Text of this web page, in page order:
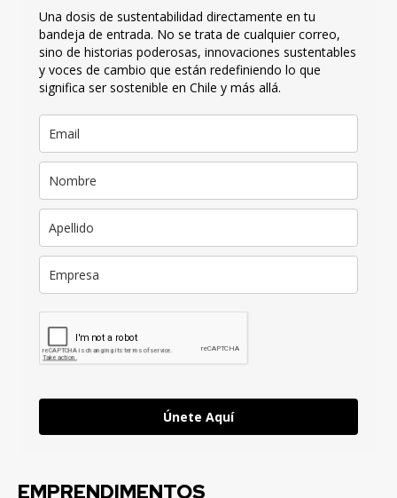
Una dosis de sustentabilidad directamente en tu
bandeja de entrada. No se trata de cualquier correo,
sino de historias poderosas, innovaciones sustentables
y voces de cambio que están redefiniendo lo que
significa ser sostenible en Chile y más allá.
Únete Aquí
EMPRENDIMENTOS